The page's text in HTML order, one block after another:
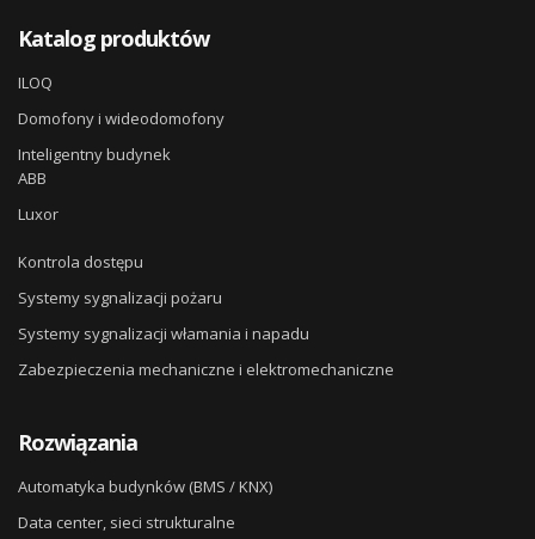
Katalog produktów
ILOQ
Domofony i wideodomofony
Inteligentny budynek
ABB
Luxor
Kontrola dostępu
Systemy sygnalizacji pożaru
Systemy sygnalizacji włamania i napadu
Zabezpieczenia mechaniczne i elektromechaniczne
Rozwiązania
Automatyka budynków (BMS / KNX)
Data center, sieci strukturalne